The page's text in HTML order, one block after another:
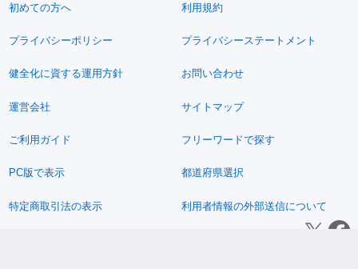
初めての方へ 利用規約
プライバシーポリシー プライバシーステートメント
健全化に資する運用方針 お問い合わせ
運営会社 サイトマップ
ご利用ガイド フリーワードで探す
PC版で表示 都道府県選択
特定商取引法の表示 利用者情報の外部送信について